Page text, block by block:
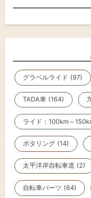
グラベルライド (97)
TADA車 (164)
ライド：100km～
ポタリング (14)
太平洋岸自転車道 (2)
自転車パーツ (64)